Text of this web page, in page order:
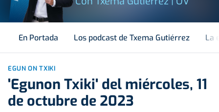
En Portada Los podcast de Txema Gutiérrez La
EGUN ON TXIKI
'Egunon Txiki' del miércoles, 11
de octubre de 2023